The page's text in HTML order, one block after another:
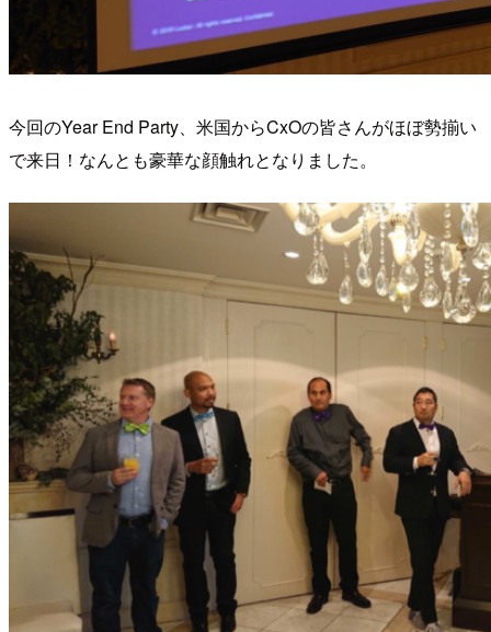
今回のYear End Party、米国からCxOの皆さんがほぼ勢揃い
で来日！なんとも豪華な顔触れとなりました。